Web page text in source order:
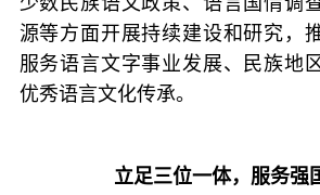
源等方面开展持续建设和研究，
服务语言文字事业发展、民族地
优秀语言文化传承。
立足三位一体，服务强